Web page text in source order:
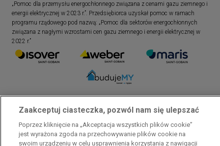
„Pomoc dla przemysłu energochłonnego związana z cenami gazu ziemnego i
energii elektrycznej w 2023 r.”. Przedsiębiorca uzyskał pomoc w ramach
programu rządowego pod nazwą: „Pomoc dla sektorów energochłonnych
związana z nagłymi wzrostami cen gazu ziemnego i energii elektrycznej w
2022 r.”
Zaakceptuj ciasteczka, pozwól nam się ulepszać
Poprzez kliknięcie na „Akceptacja wszystkich plików cookie”
jest wyrażona zgoda na przechowywanie plików cookie na
swoim urządzeniu w celu usprawnienia korzystania z nawigacji